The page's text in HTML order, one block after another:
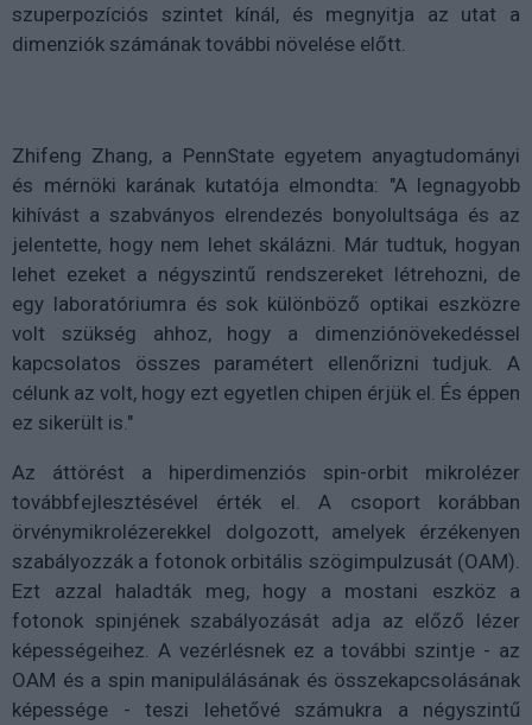
szuperpozíciós szintet kínál, és megnyitja az utat a
dimenziók számának további növelése előtt.
Zhifeng Zhang, a PennState egyetem anyagtudományi
és mérnöki karának kutatója elmondta: "A legnagyobb
kihívást a szabványos elrendezés bonyolultsága és az
jelentette, hogy nem lehet skálázni. Már tudtuk, hogyan
lehet ezeket a négyszintű rendszereket létrehozni, de
egy laboratóriumra és sok különböző optikai eszközre
volt szükség ahhoz, hogy a dimenziónövekedéssel
kapcsolatos összes paramétert ellenőrizni tudjuk. A
célunk az volt, hogy ezt egyetlen chipen érjük el. És éppen
ez sikerült is."
Az áttörést a hiperdimenziós spin-orbit mikrolézer
továbbfejlesztésével érték el. A csoport korábban
örvénymikrolézerekkel dolgozott, amelyek érzékenyen
szabályozzák a fotonok orbitális szögimpulzusát (OAM).
Ezt azzal haladták meg, hogy a mostani eszköz a
fotonok spinjének szabályozását adja az előző lézer
képességeihez. A vezérlésnek ez a további szintje - az
OAM és a spin manipulálásának és összekapcsolásának
képessége - teszi lehetővé számukra a négyszintű